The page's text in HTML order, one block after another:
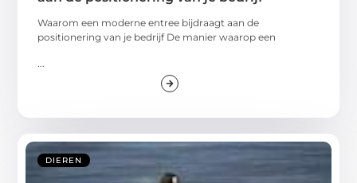
Waarom een moderne entree bijdraagt aan de
positionering van je bedrijf De manier waarop een
DIEREN